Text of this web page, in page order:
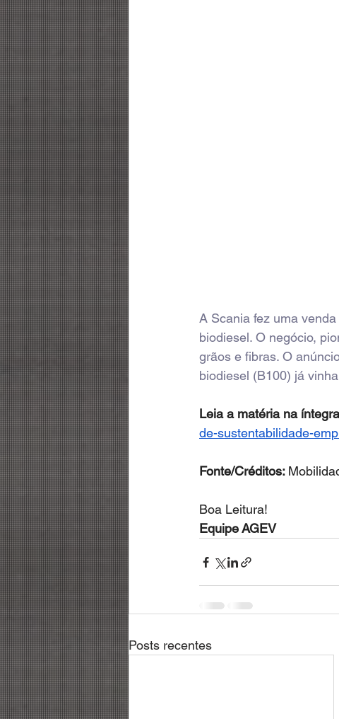
A Scania fez uma
biodiesel. O negócio,
grãos e fibras. O
biodiesel (B100) já
Leia a matéria na
de-sustentabilidade-
Fonte/Créditos:
Boa Leitura!
Equipe AGEV
Posts recentes